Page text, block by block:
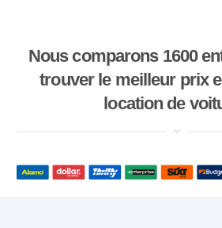
Nous comparons 1600
trouver le meilleur prix
location de